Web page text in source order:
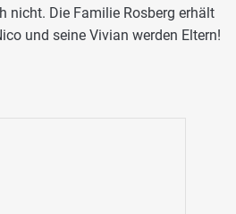
nicht. Die Familie Rosberg erhält
und seine Vivian werden Eltern!